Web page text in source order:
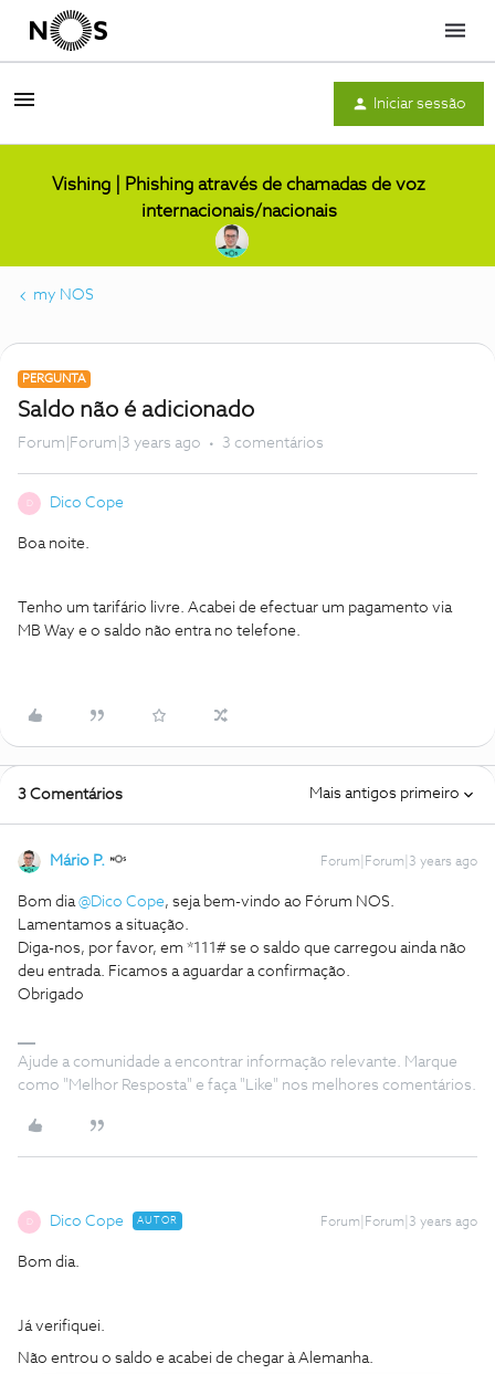
Menu
Iniciar sessão
Vishing | Phishing através de chamadas de voz
internacionais/nacionais
my NOS
PERGUNTA
Saldo não é adicionado
Forum|Forum|3 years ago 3 comentários
D Dico Cope
Boa noite.
Tenho um tarifário livre. Acabei de efectuar um pagamento via
MB Way e o saldo não entra no telefone.
3 Comentários Mais antigos primeiro
Mário P. Forum|Forum|3 years ago
Bom dia@Dico Cope, seja bem-vindo ao Fórum NOS.
Lamentamos a situação.
Diga-nos, por favor, em *111# se o saldo que carregou ainda não
deu entrada. Ficamos a aguardar a confirmação.
Obrigado
Ajude a comunidade a encontrar informação relevante. Marque
como "Melhor Resposta" e faça "Like" nos melhores comentários.
D Dico Cope AUTOR Forum|Forum|3 years ago
Bom dia.
Já verifiquei.
Não entrou o saldo e acabei de chegar à Alemanha.